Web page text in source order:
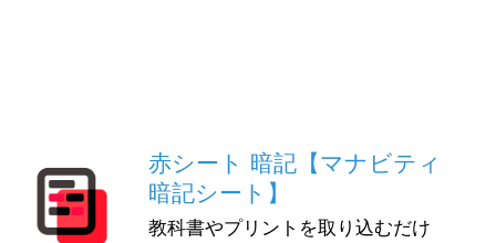
赤シート 暗記【マナビティ
暗記シート】
教科書やプリントを取り込むだけ